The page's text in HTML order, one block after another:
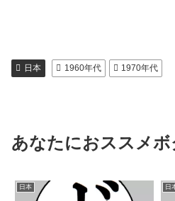
日本 1960年代 1970年代
あなたにおススメボ
日本 日